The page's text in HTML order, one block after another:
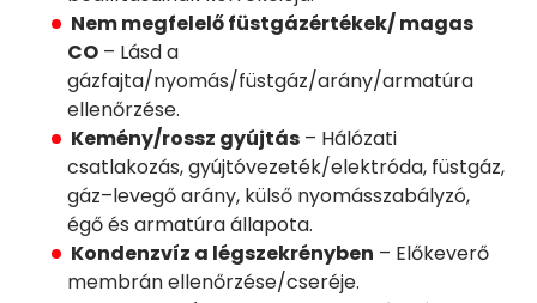
Nem megfelelő füstgázértékek/ magas
CO – Lásd a
gázfajta/nyomás/füstgáz/arány/armatúra
ellenőrzése.
Kemény/rossz gyújtás – Hálózati
csatlakozás, gyújtóvezeték/elektróda, füstgáz,
gáz–levegő arány, külső nyomásszabályzó,
égő és armatúra állapota.
Kondenzvíz a légszekrényben – Előkeverő
membrán ellenőrzése/cseréje.